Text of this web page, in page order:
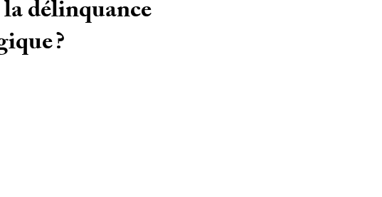
délinquance
?